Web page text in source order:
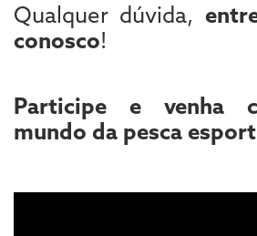
Qualquer dúvida,
conosco!
Participe e venha
mundo da pesca